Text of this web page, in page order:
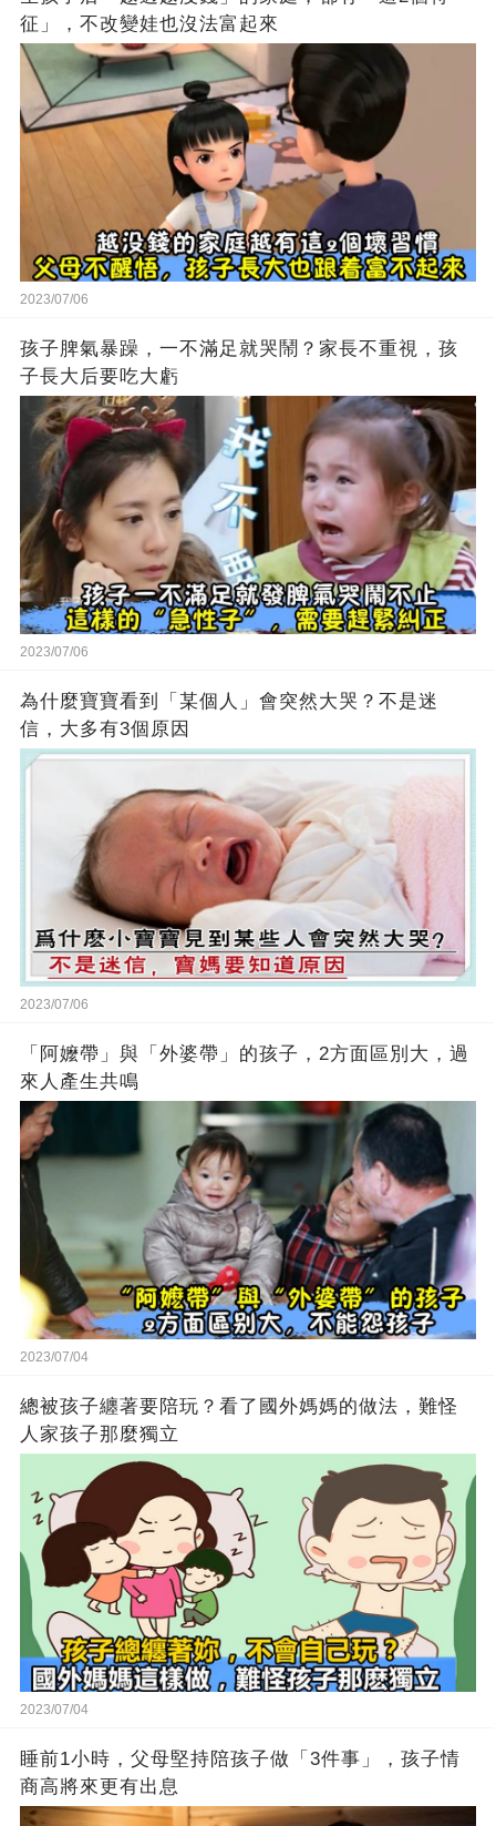
征」，不改變娃也沒法富起來
2023/07/06
孩子脾氣暴躁，一不滿足就哭鬧？家長不重視，孩
子長大后要吃大虧
2023/07/06
為什麼寶寶看到「某個人」會突然大哭？不是迷
信，大多有3個原因
2023/07/06
「阿嬤帶」與「外婆帶」的孩子，2方面區別大，過
來人產生共鳴
2023/07/04
總被孩子纏著要陪玩？看了國外媽媽的做法，難怪
人家孩子那麼獨立
2023/07/04
睡前1小時，父母堅持陪孩子做「3件事」，孩子情
商高將來更有出息